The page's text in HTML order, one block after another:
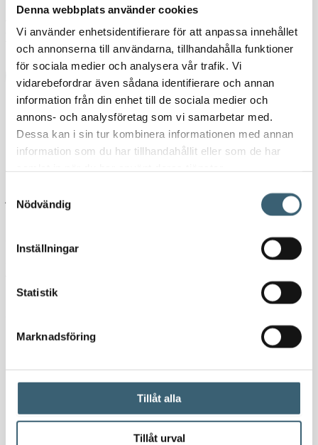
Denna webbplats använder cookies
Vi använder enhetsidentifierare för att anpassa innehållet
och annonserna till användarna, tillhandahålla funktioner
för sociala medier och analysera vår trafik. Vi
vidarebefordrar även sådana identifierare och annan
information från din enhet till de sociala medier och
annons- och analysföretag som vi samarbetar med.
Dessa kan i sin tur kombinera informationen med annan
information som du har tillhandahållit eller som de har
Nödvändig
Inställningar
Statistik
Marknadsföring
Tillåt alla
Tillåt urval
Artikelnr:96200000Kategorier:Munstycken & vattenpistoler
Trädgårdsbevattning
Ladda ner produktblad
Detaljerad beskrivning
Claber strålpistol ”Metal-
Jet”
Claber strålpistol ”Metal-Jet” är ett sprutmunstycke med justerbar
stråle: från helt öppet till helt stängt (dimma eller koncentrerad).
Höjd: 98,2 mm
Djup: Ø26 mm
Artikelnummer: 9620